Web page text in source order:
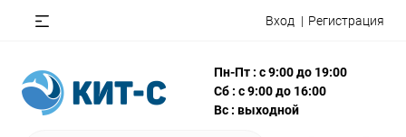
Вход Регистрация
Пн-Пт : с 9:00 до 19:00
Сб : с 9:00 до 16:00
Вс : выходной